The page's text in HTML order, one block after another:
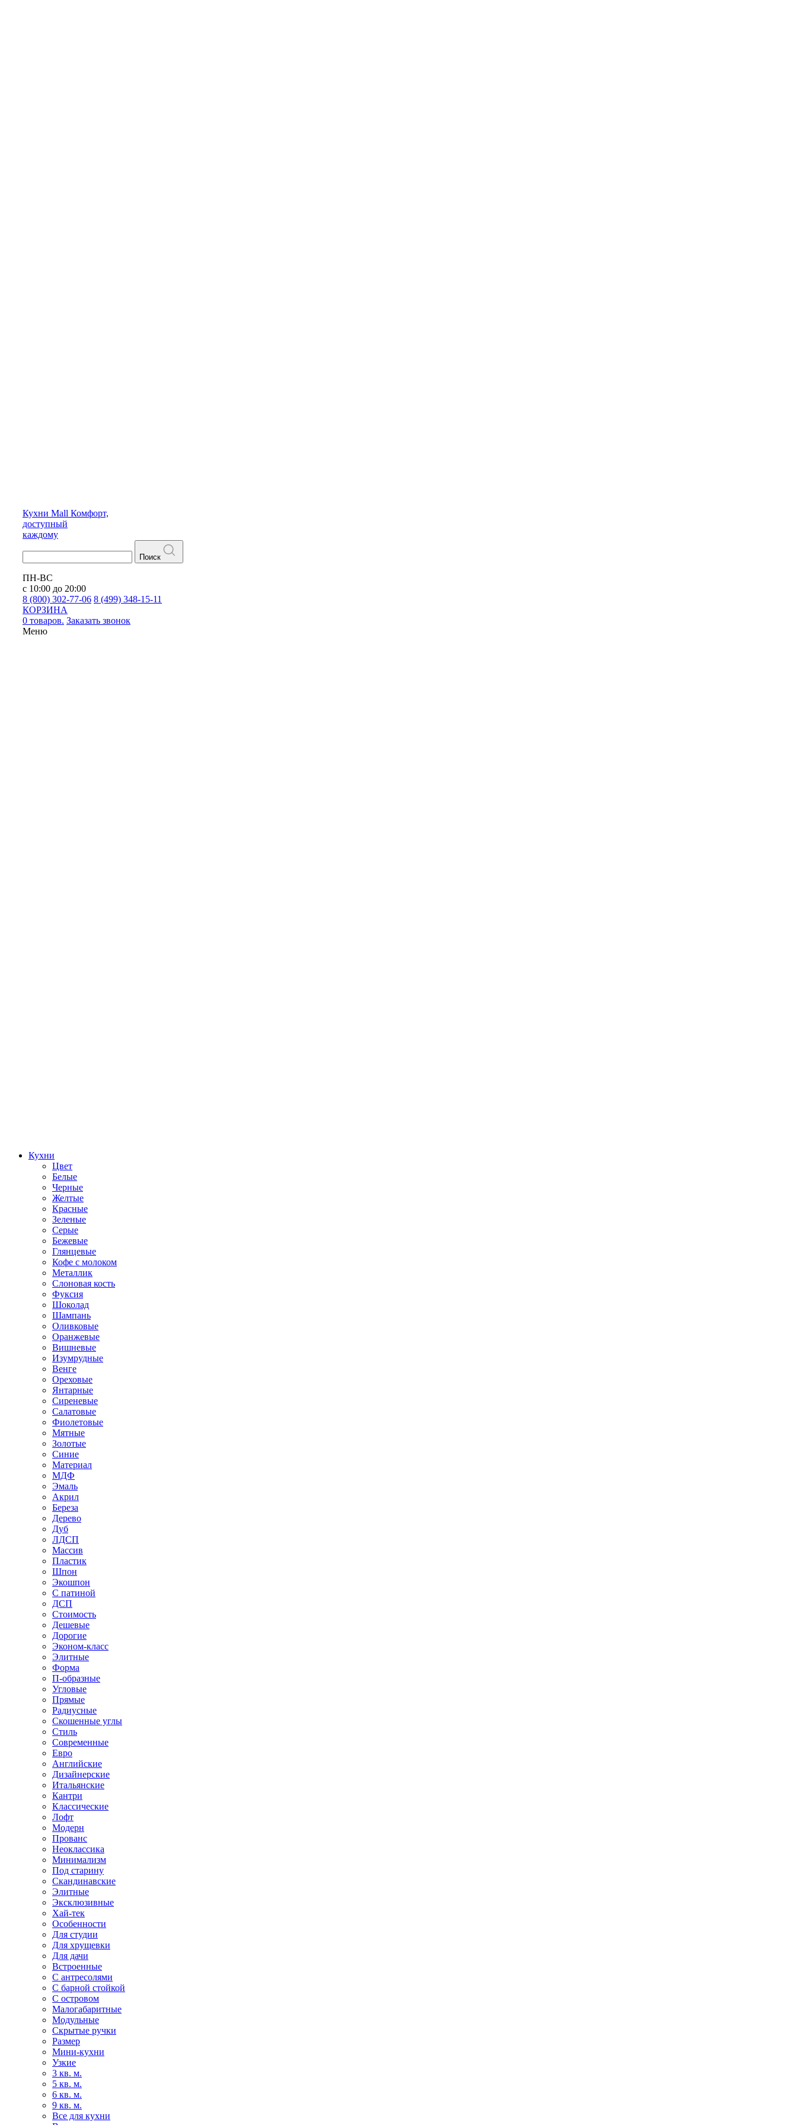
Кухни Mall Комфорт,
доступный
каждому
Поиск
ПН-ВС
с 10:00 до 20:00
8 (800) 302-77-06 8 (499) 348-15-11
КОРЗИНА
0 товаров. Заказать звонок
Меню
Кухни
Цвет
Белые
Черные
Желтые
Красные
Зеленые
Серые
Бежевые
Глянцевые
Кофе с молоком
Металлик
Слоновая кость
Фуксия
Шоколад
Шампань
Оливковые
Оранжевые
Вишневые
Изумрудные
Венге
Ореховые
Янтарные
Сиреневые
Салатовые
Фиолетовые
Мятные
Золотые
Синие
Материал
МДФ
Эмаль
Акрил
Береза
Дерево
Дуб
ЛДСП
Массив
Пластик
Шпон
Экошпон
С патиной
ДСП
Стоимость
Дешевые
Дорогие
Эконом-класс
Элитные
Форма
П-образные
Угловые
Прямые
Радиусные
Скошенные углы
Стиль
Современные
Евро
Английские
Дизайнерские
Итальянские
Кантри
Классические
Лофт
Модерн
Прованс
Неоклассика
Минимализм
Под старину
Скандинавские
Элитные
Эксклюзивные
Хай-тек
Особенности
Для студии
Для хрущевки
Для дачи
Встроенные
С антресолями
С барной стойкой
С островом
Малогабаритные
Модульные
Скрытые ручки
Размер
Мини-кухни
Узкие
3 кв. м.
5 кв. м.
6 кв. м.
9 кв. м.
Все для кухни